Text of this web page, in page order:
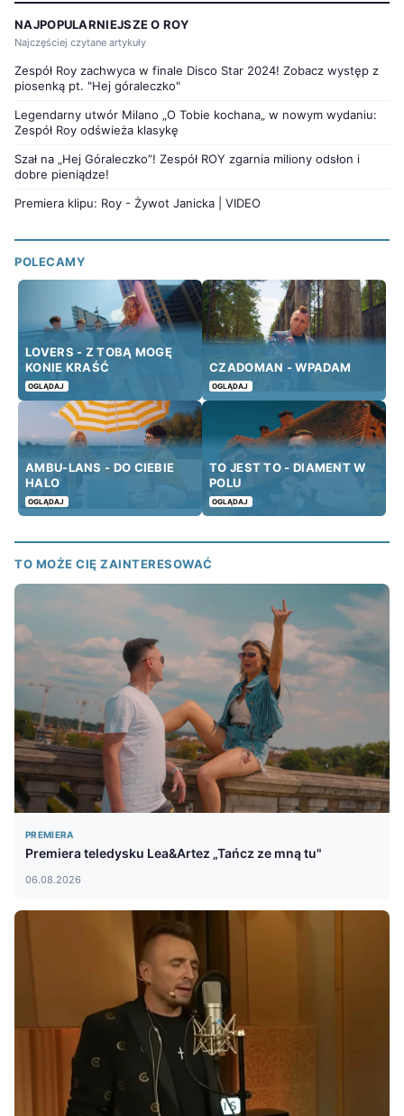
NAJPOPULARNIEJSZE O ROY
Najczęściej czytane artykuły
Zespół Roy zachwyca w finale Disco Star 2024! Zobacz występ z
piosenką pt. "Hej góraleczko"
Legendarny utwór Milano „O Tobie kochana„ w nowym wydaniu:
Zespół Roy odświeża klasykę
Szał na „Hej Góraleczko”! Zespół ROY zgarnia miliony odsłon i
dobre pieniądze!
Premiera klipu: Roy - Żywot Janicka | VIDEO
POLECAMY
LOVERS - Z TOBĄ MOGĘ
KONIE KRAŚĆ
OGLĄDAJ
CZADOMAN - WPADAM
OGLĄDAJ
AMBU-LANS - DO CIEBIE
HALO
OGLĄDAJ
TO JEST TO - DIAMENT W
POLU
OGLĄDAJ
TO MOŻE CIĘ ZAINTERESOWAĆ
PREMIERA
Premiera teledysku Lea&Artez „Tańcz ze mną tu"
06.08.2026